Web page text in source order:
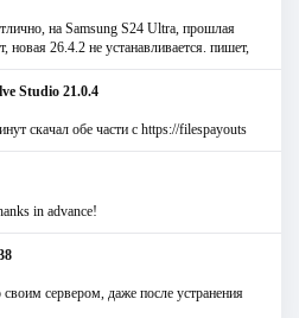
на Samsung S24 Ultra, прошлая
новая 26.4.2 не устанавливается. пишет,
Studio 21.0.4
скачал обе части с https://filespayouts
in advance!
сервером, даже после устранения